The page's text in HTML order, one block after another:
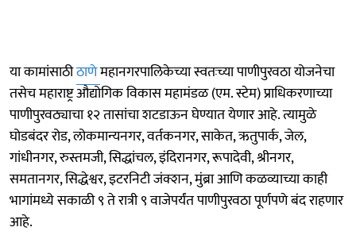
या कामांसाठीठाणेमहानगरपालिकेच्या स्वतःच्या पाणीपुरवठा योजनेचा
तसेच महाराष्ट्र औद्योगिक विकास महामंडळ (एम. स्टेम) प्राधिकरणाच्या
पाणीपुरवठ्याचा १२ तासांचा शटडाऊन घेण्यात येणार आहे. त्यामुळे
घोडबंदर रोड, लोकमान्यनगर, वर्तकनगर, साकेत, ऋतुपार्क, जेल,
गांधीनगर, रुस्तमजी, सिद्धांचल, इंदिरानगर, रूपादेवी, श्रीनगर,
समतानगर, सिद्धेश्वर, इटरनिटी जंक्शन, मुंब्रा आणि कळव्याच्या काही
भागांमध्ये सकाळी ९ ते रात्री ९ वाजेपर्यंत पाणीपुरवठा पूर्णपणे बंद राहणार
आहे.